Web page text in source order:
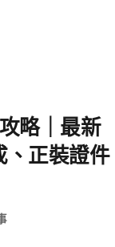
略｜最新
、正裝證件